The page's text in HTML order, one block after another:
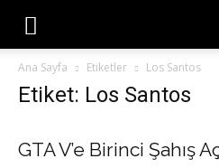
Ana Sayfa Etiketler Los Santos
Etiket: Los Santos
GTA V’e Birinci Şahış